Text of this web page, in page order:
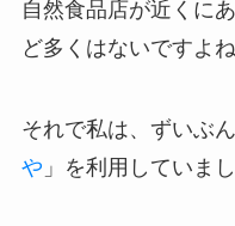
自然食品店が近くに
ど多くはないですよね
それで私は、ずいぶ
や 」を利用していまし